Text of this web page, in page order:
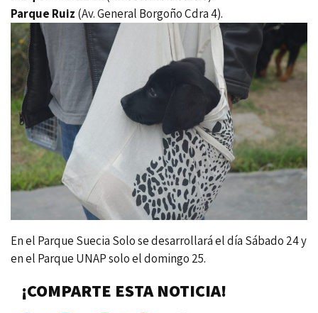
Parque Ruiz (Av. General Borgoño Cdra 4).
En el Parque Suecia Solo se desarrollará el día Sábado 24 y
en el Parque UNAP solo el domingo 25.
¡COMPARTE ESTA NOTICIA!